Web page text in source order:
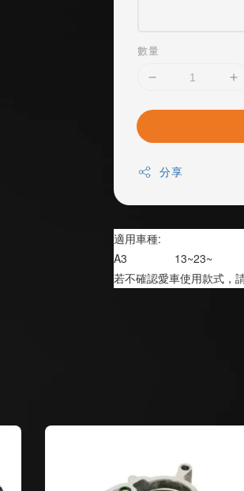
數量
分享
適用車種:
A3               13~23~
若不確認愛車使用款式，